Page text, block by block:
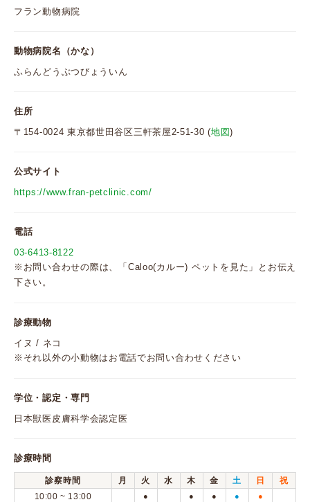
フラン動物病院
動物病院名（かな）
ふらんどうぶつびょういん
住所
〒154-0024 東京都世田谷区三軒茶屋2-51-30 (地図)
公式サイト
https://www.fran-petclinic.com/
電話
03-6413-8122
※お問い合わせの際は、「Caloo(カルー) ペットを見た」とお伝え
下さい。
診療動物
イヌ / ネコ
※それ以外の小動物はお電話でお問い合わせください
学位・認定・専門
日本獣医皮膚科学会認定医
診療時間
診察時間 月 火 水 木 金 土 日
祝
10:00 ~ 13:00
● ● ● ● ●